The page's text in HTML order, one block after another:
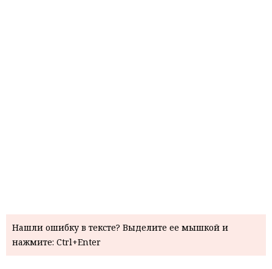
Нашли ошибку в тексте? Выделите ее мышкой и
нажмите: Ctrl+Enter